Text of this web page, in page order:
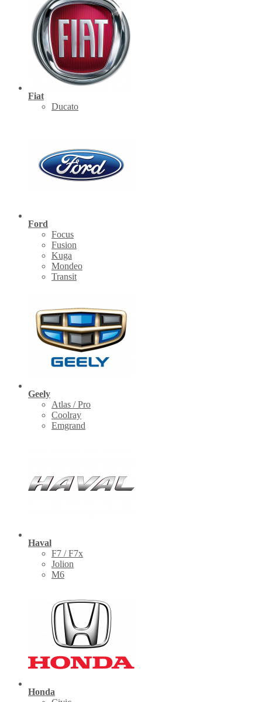
Fiat
Ducato
Ford
Focus
Fusion
Kuga
Mondeo
Transit
Geely
Atlas / Pro
Coolray
Emgrand
Haval
F7 / F7x
Jolion
M6
Honda